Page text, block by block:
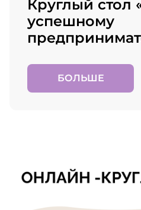
Круглый стол
успешному
БОЛЬШЕ